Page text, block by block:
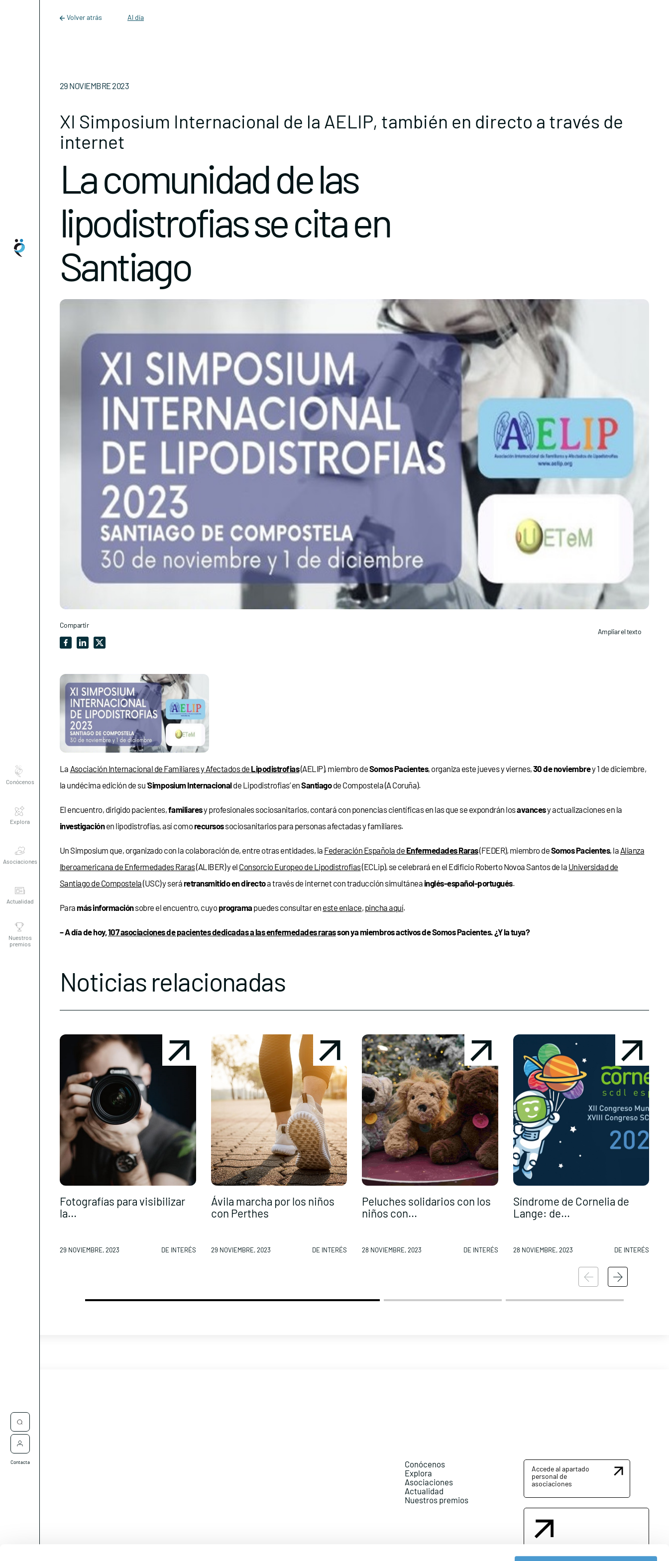
Main Navigation
premios
Contacta
Volver atrás Al día
29 NOVIEMBRE 2023
XI Simposium Internacional de la AELIP, también en directo a través de
internet
La comunidad de las
lipodistrofias se cita en
Santiago
Compartir
Ampliar el texto
La Asociación Internacional de Familiares y Afectados de Lipodistrofias(AELIP), miembro deSomos Pacientes, organiza este jueves y viernes,30 de noviembrey 1 de diciembre,
la undécima edición de su ‘Simposium Internacionalde Lipodistrofias’ enSantiagode Compostela (A Coruña).
El encuentro, dirigido pacientes,familiaresy profesionales sociosanitarios, contará con ponencias científicas en las que se expondrán losavancesy actualizaciones en la
investigaciónen lipodistrofias, así comorecursossociosanitarios para personas afectadas y familiares.
Un Simposium que, organizado con la colaboración de, entre otras entidades, la Federación Española de Enfermedades Raras(FEDER), miembro deSomos Pacientes, la Alianza
Iberoamericana de Enfermedades Raras(ALIBER) y el Consorcio Europeo de Lipodistrofias(ECLip), se celebrará en el Edificio Roberto Novoa Santos de la Universidad de
Santiago de Compostela(USC) y seráretransmitido en directoa través de internet con traducción simultánea inglés-español-portugués.
Paramás informaciónsobre el encuentro, cuyo programa puedes consultar en este enlace, pincha aquí.
– A día de hoy,107 asociaciones de pacientes dedicadas a las enfermedades rarasson ya miembros activos de Somos Pacientes. ¿Y la tuya?
Noticias relacionadas
Fotografías para visibilizar
la...
29 NOVIEMBRE, 2023 DE INTERÉS
Ávila marcha por los niños
con Perthes
29 NOVIEMBRE, 2023 DE INTERÉS
Peluches solidarios con los
niños con...
28 NOVIEMBRE, 2023 DE INTERÉS
Síndrome de Cornelia de
Lange: de...
28 NOVIEMBRE, 2023 DE INTERÉS
Conócenos
Explora
Asociaciones
Actualidad
Nuestros premios
Accede al apartado
personal de
asociaciones
Contacta con nosotros